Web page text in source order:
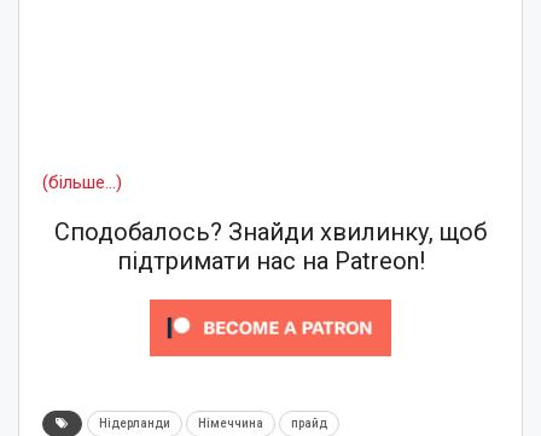
(більше…)
Сподобалось? Знайди хвилинку, щоб
підтримати нас на Patreon!
Нідерланди Німеччина прайд